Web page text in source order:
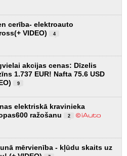
cerība- elektroauto
VIDEO)
4
akcijas cenas: Dīzelis
1.737 EUR! Nafta 75.6 USD
9
elektriskā kravinieka
ražošanu
2
mērvienība - kļūdu skaits uz